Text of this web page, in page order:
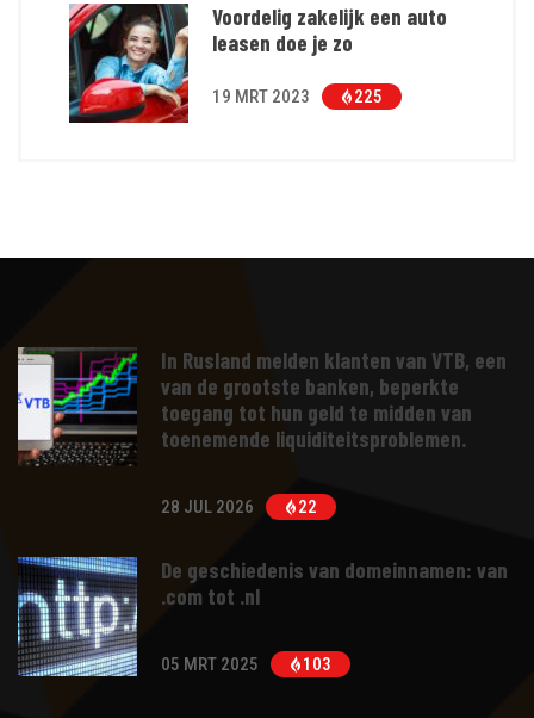
Voordelig zakelijk een auto
leasen doe je zo
19 MRT 2023 225
In Rusland melden klanten van VTB, een
van de grootste banken, beperkte
toegang tot hun geld te midden van
toenemende liquiditeitsproblemen.
28 JUL 2026 22
De geschiedenis van domeinnamen: van
.com tot .nl
05 MRT 2025 103